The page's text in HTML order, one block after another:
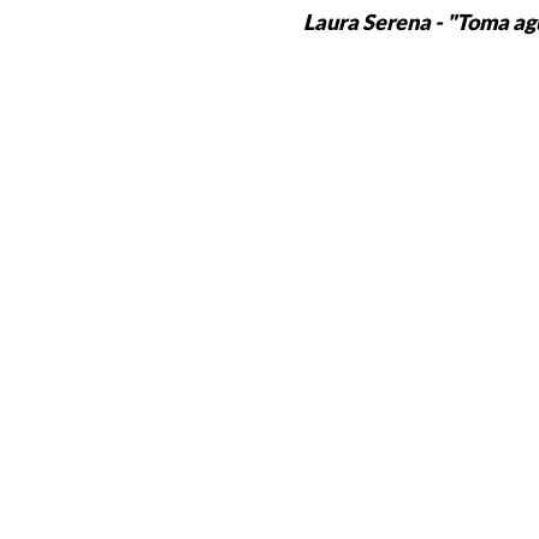
Laura Serena - "Toma